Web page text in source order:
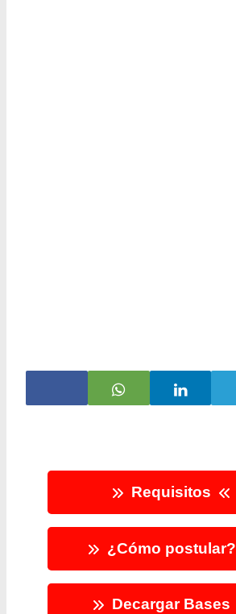
Requisitos
¿Cómo postular?
Decargar Bases